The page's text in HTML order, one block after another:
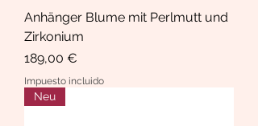
Anhänger Blume mit Perlmutt und
Zirkonium
Precio
189,00 €
Impuesto incluido
Neu